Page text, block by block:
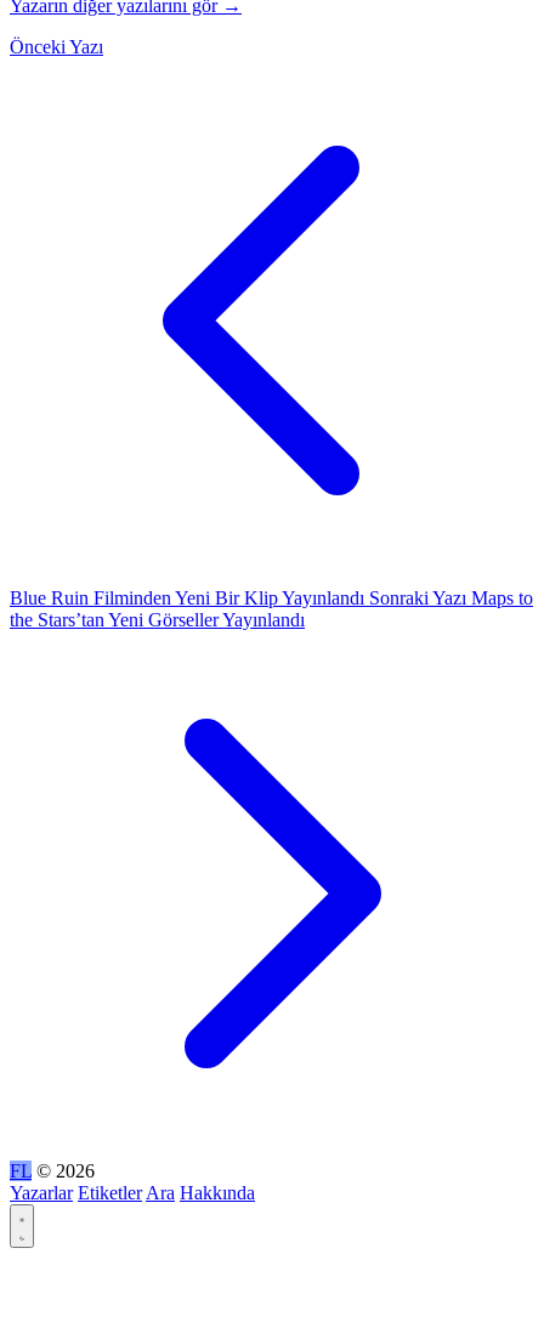
Yazarın diğer yazılarını gör →
Önceki Yazı
Blue Ruin Filminden Yeni Bir Klip Yayınlandı Sonraki Yazı Maps to
the Stars’tan Yeni Görseller Yayınlandı
FL © 2026
Yazarlar Etiketler Ara Hakkında